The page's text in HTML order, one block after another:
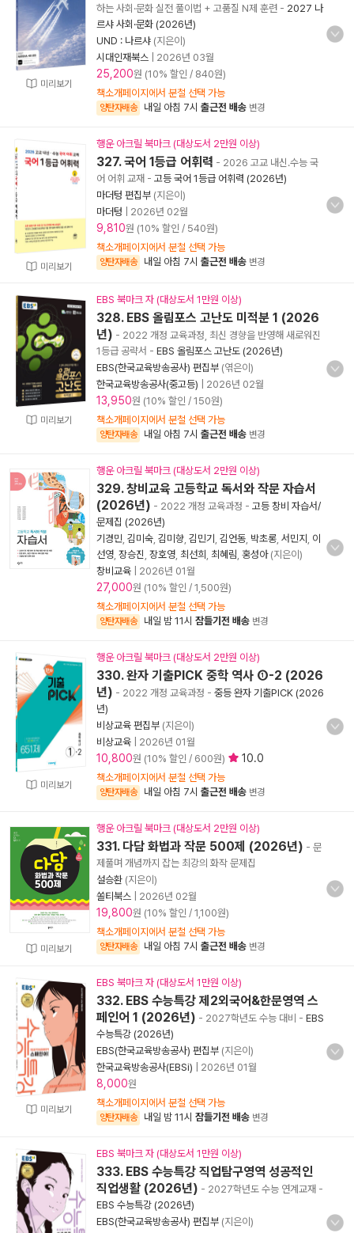
미리보기
하는 사회·문화 실전 풀이법 + 고품질 N제 훈련 - 2027 나
르샤 사회·문화 (2026년)
UND : 나르샤 (지은이)
시대인재북스
2026년 03월
25,200원 (10% 할인 / 840원)
책소개페이지에서 분철 선택 가능
양탄자배송 내일 아침 7시 출근전 배송 변경
미리보기
행운 아크릴 북마크 (대상도서 2만원 이상)
327. 국어 1등급 어휘력 - 2026 고교 내신.수능 국
어 어휘 교재 - 고등 국어 1등급 어휘력 (2026년)
마더텅 편집부 (지은이)
마더텅
2026년 02월
9,810원 (10% 할인 / 540원)
책소개페이지에서 분철 선택 가능
양탄자배송 내일 아침 7시 출근전 배송 변경
미리보기
EBS 북마크 자 (대상도서 1만원 이상)
328. EBS 올림포스 고난도 미적분 1 (2026
년) - 2022 개정 교육과정, 최신 경향을 반영해 새로워진
1등급 공략서 - EBS 올림포스 고난도 (2026년)
EBS(한국교육방송공사) 편집부 (엮은이)
한국교육방송공사(중고등)
2026년 02월
13,950원 (10% 할인 / 150원)
책소개페이지에서 분철 선택 가능
양탄자배송 내일 아침 7시 출근전 배송 변경
행운 아크릴 북마크 (대상도서 2만원 이상)
329. 창비교육 고등학교 독서와 작문 자습서
(2026년) - 2022 개정 교육과정 - 고등 창비 자습서/
문제집 (2026년)
기경민 김미숙 김미향 김민기 김언동 박초롱 서민지
이
선영 장승진 장호영 최선희 최혜림 홍성아(지은이)
창비교육
2026년 01월
27,000원 (10% 할인 / 1,500원)
책소개페이지에서 분철 선택 가능
양탄자배송 내일 밤 11시 잠들기전 배송 변경
미리보기
행운 아크릴 북마크 (대상도서 2만원 이상)
330. 완자 기출PICK 중학 역사 ①-2 (2026
년) - 2022 개정 교육과정 - 중등 완자 기출PICK (2026
년)
비상교육 편집부 (지은이)
비상교육
2026년 01월
10,800원 (10% 할인 / 600원) 10.0
책소개페이지에서 분철 선택 가능
양탄자배송 내일 아침 7시 출근전 배송 변경
미리보기
행운 아크릴 북마크 (대상도서 2만원 이상)
331. 다담 화법과 작문 500제 (2026년) - 문
제풀며 개념까지 잡는 최강의 화작 문제집
설승환 (지은이)
쏠티북스
2026년 02월
19,800원 (10% 할인 / 1,100원)
책소개페이지에서 분철 선택 가능
양탄자배송 내일 아침 7시 출근전 배송 변경
미리보기
EBS 북마크 자 (대상도서 1만원 이상)
332. EBS 수능특강 제2외국어&한문영역 스
페인어 1 (2026년) - 2027학년도 수능 대비 - EBS
수능특강 (2026년)
EBS(한국교육방송공사) 편집부 (지은이)
한국교육방송공사(EBSi)
2026년 01월
8,000원
책소개페이지에서 분철 선택 가능
양탄자배송 내일 밤 11시 잠들기전 배송 변경
EBS 북마크 자 (대상도서 1만원 이상)
333. EBS 수능특강 직업탐구영역 성공적인
직업생활 (2026년) - 2027학년도 수능 연계교재 -
EBS 수능특강 (2026년)
EBS(한국교육방송공사) 편집부 (지은이)